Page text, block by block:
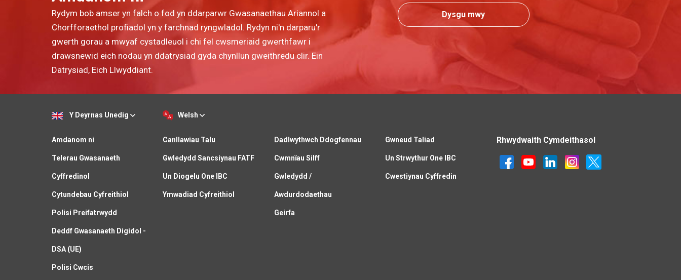
Rydym bob amser yn falch o fod yn ddarparwr Gwasanaethau Ariannol a
Chorfforaethol profiadol yn y farchnad ryngwladol. Rydyn ni'n darparu'r
gwerth gorau a mwyaf cystadleuol i chi fel cwsmeriaid gwerthfawr i
drawsnewid eich nodau yn ddatrysiad gyda chynllun gweithredu clir. Ein
Datrysiad, Eich Llwyddiant.
Dysgu mwy
Y Deyrnas Unedig Welsh
Amdanom ni
Telerau Gwasanaeth
Cyffredinol
Cytundebau Cyfreithiol
Polisi Preifatrwydd
Deddf Gwasanaeth Digidol -
DSA (UE)
Polisi Cwcis
Canllawiau Talu
Gwledydd Sancsiynau FATF
Un Diogelu One IBC
Ymwadiad Cyfreithiol
Dadlwythwch Ddogfennau
Cwmnïau Silff
Gwledydd /
Awdurdodaethau
Geirfa
Gwneud Taliad
Un Strwythur One IBC
Cwestiynau Cyffredin
Rhwydwaith Cymdeithasol